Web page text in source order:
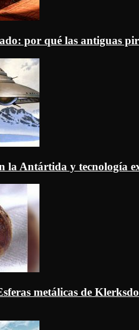
por qué las antiguas
la Antártida y tecnología
metálicas de